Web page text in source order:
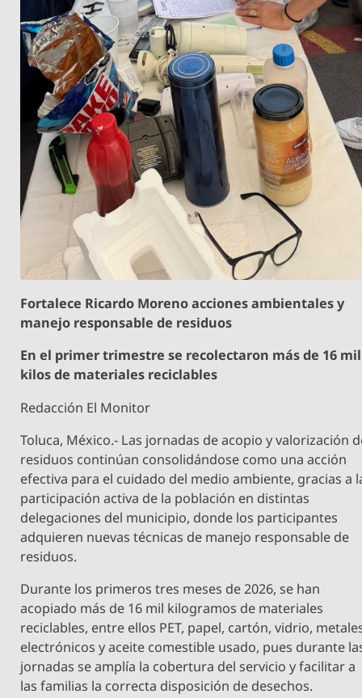
Fortalece Ricardo Moreno acciones ambientales y
manejo responsable de residuos
En el primer trimestre se recolectaron más de 16 mil
kilos de materiales reciclables
Redacción El Monitor
Toluca, México.- Las jornadas de acopio y valorización
residuos continúan consolidándose como una acción
efectiva para el cuidado del medio ambiente, gracias a
participación activa de la población en distintas
delegaciones del municipio, donde los participantes
adquieren nuevas técnicas de manejo responsable de
residuos.
Durante los primeros tres meses de 2026, se han
acopiado más de 16 mil kilogramos de materiales
reciclables, entre ellos PET, papel, cartón, vidrio,
electrónicos y aceite comestible usado, pues durante
jornadas se amplía la cobertura del servicio y facilitar a
las familias la correcta disposición de desechos.